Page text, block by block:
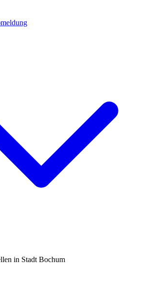
in Stadt Bochum